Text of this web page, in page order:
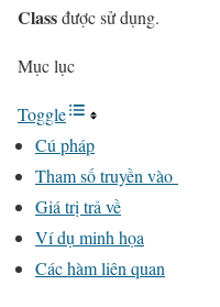
Classđược sử dụng.
Mục lục
Toggle
Cú pháp
Tham số truyền vào
Giá trị trả về
Ví dụ minh họa
Các hàm liên quan